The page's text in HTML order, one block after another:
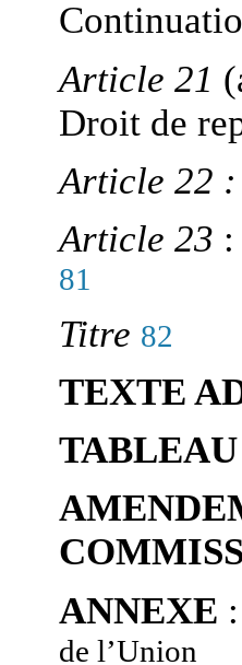
Article 21
Droit de
Article 22 :
Article 23 :
81
Titre 82
TEXTE
ANNEXE :
de l’Union